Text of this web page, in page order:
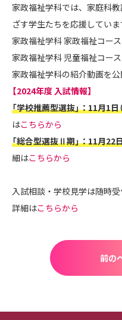
家政福祉学科では、家庭科
ざす学生たちを応援していま
家政福祉学科 家政福祉コー
家政福祉学科 児童福祉コー
家政福祉学科の紹介動画を
【2024年度 入試情報】
「学校推薦型選抜」：11月1日
はこちらから
「総合型選抜Ⅱ期」：11月22日
細はこちらから
入試相談・学校見学は随時受
詳細はこちらから
前の